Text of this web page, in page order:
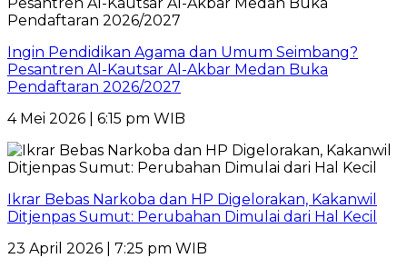
Ingin Pendidikan Agama dan Umum Seimbang?
Pesantren Al-Kautsar Al-Akbar Medan Buka
Pendaftaran 2026/2027
4 Mei 2026 | 6:15 pm WIB
Ikrar Bebas Narkoba dan HP Digelorakan, Kakanwil
Ditjenpas Sumut: Perubahan Dimulai dari Hal Kecil
23 April 2026 | 7:25 pm WIB